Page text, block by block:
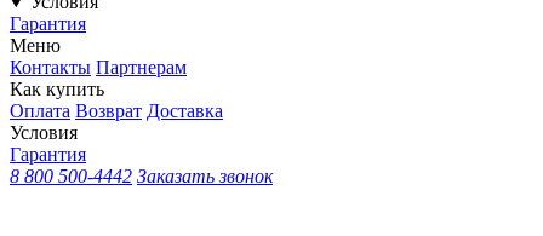
Гарантия
Меню
Контакты Партнерам
Как купить
Оплата Возврат Доставка
Условия
Гарантия
8 800 500-4442 Заказать звонок